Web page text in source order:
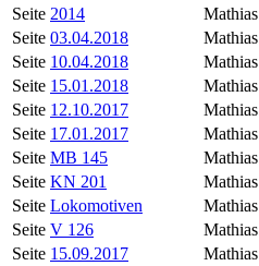
Seite 2014 Mathias
Seite 03.04.2018 Mathias
Seite 10.04.2018 Mathias
Seite 15.01.2018 Mathias
Seite 12.10.2017 Mathias
Seite 17.01.2017 Mathias
Seite MB 145 Mathias
Seite KN 201 Mathias
Seite Lokomotiven Mathias
Seite V 126 Mathias
Seite 15.09.2017 Mathias